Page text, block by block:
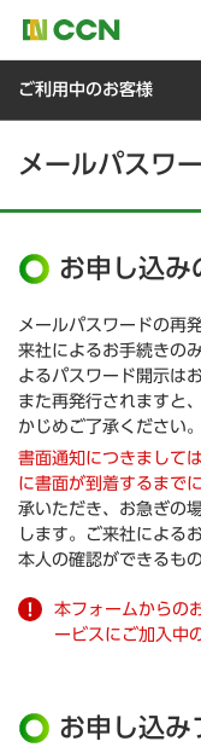
ご利用中のお客様
メールパスワ
お申し込み
メールパスワードの再
来社によるお手続きの
よるパスワード開示は
また再発行されますと、
かじめご了承ください。
書面通知につきまして
に書面が到着するまで
承いただき、お急ぎの
します。ご来社による
本人の確認ができるも
本フォームからの
ービスにご加入中
お申し込み